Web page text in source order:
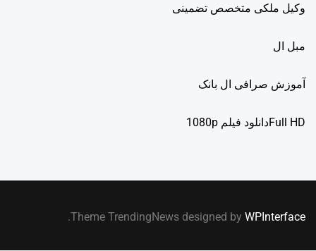
وکیل ملکی متخصص تضمینی
مبل ال
آموزش صرافی ال بانک
Full HDدانلود فيلم 1080p
Theme TrendingNews designed by WPInterface
.